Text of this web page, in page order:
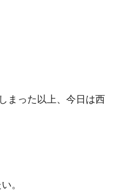
まった以上、今日は西
。